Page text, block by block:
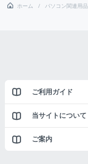
ホーム パソコン関連用品
ご利用ガイド
当サイトについて
ご案内